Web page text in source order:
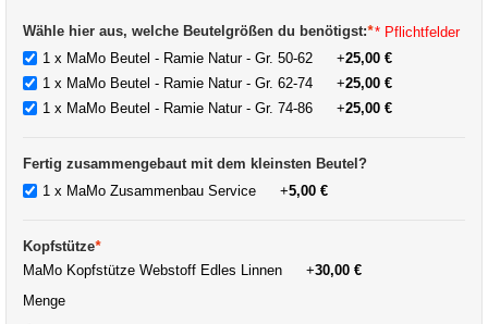
Wähle hier aus, welche Beutelgrößen du benötigst:*
1 x MaMo Beutel - Ramie Natur - Gr. 50-62
+25,00 €
1 x MaMo Beutel - Ramie Natur - Gr. 62-74
+25,00 €
1 x MaMo Beutel - Ramie Natur - Gr. 74-86
+25,00 €
Fertig zusammengebaut mit dem kleinsten Beutel?
1 x MaMo Zusammenbau Service
+5,00 €
Kopfstütze*
MaMo Kopfstütze Webstoff Edles Linnen
+30,00 €
Menge
* Pflichtfelder